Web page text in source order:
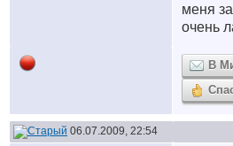
меня
очень
В
06.07.2009, 22:54